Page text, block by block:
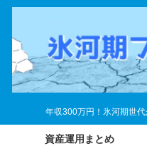
年収300万円！氷河期世
資産運用まとめ